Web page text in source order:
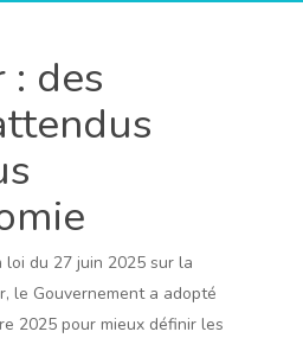
: des
du 27 juin 2025 sur la
le Gouvernement a adopté
2025 pour mieux définir les